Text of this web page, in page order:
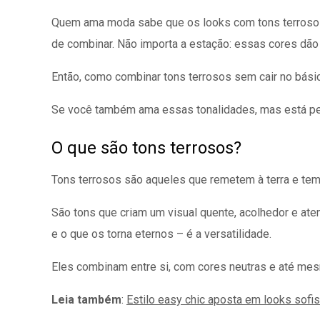
Quem ama moda sabe que os looks com tons
de combinar. Não importa a estação: essas cores
Então, como combinar tons terrosos sem cair no
Se você também ama essas tonalidades, mas está
O que são tons terrosos?
Tons terrosos são aqueles que remetem à terra e
São tons que criam um visual quente, acolhedor e
e o que os torna eternos – é a versatilidade.
Eles combinam entre si, com cores neutras e até
Leia também: Estilo easy chic aposta em looks